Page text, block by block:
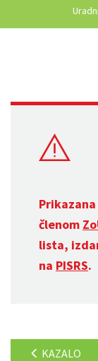
členom
lista,
na PISRS.
KAZALO